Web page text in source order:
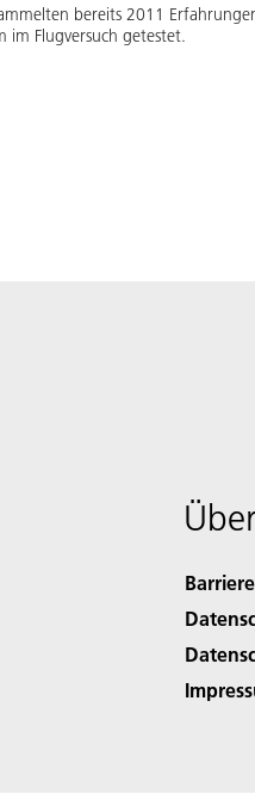
bereits 2011
im Flugversuch getestet.